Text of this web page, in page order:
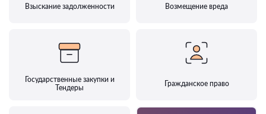
Взыскание задолженности Возмещение вреда
Государственные закупки и
Тендеры
Гражданское право